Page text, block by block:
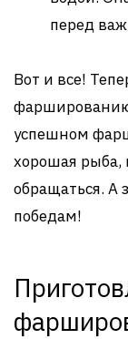
перед
Вот и все!
успешном
хорошая рыба,
обращаться. А
победам!